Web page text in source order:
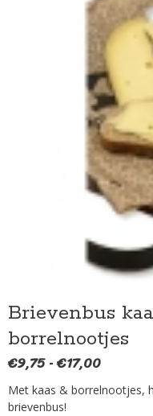
Brievenbus
borrelnootjes
€9,75 - €17,00
€9,75
Met kaas & borrelnootjes,
brievenbus!